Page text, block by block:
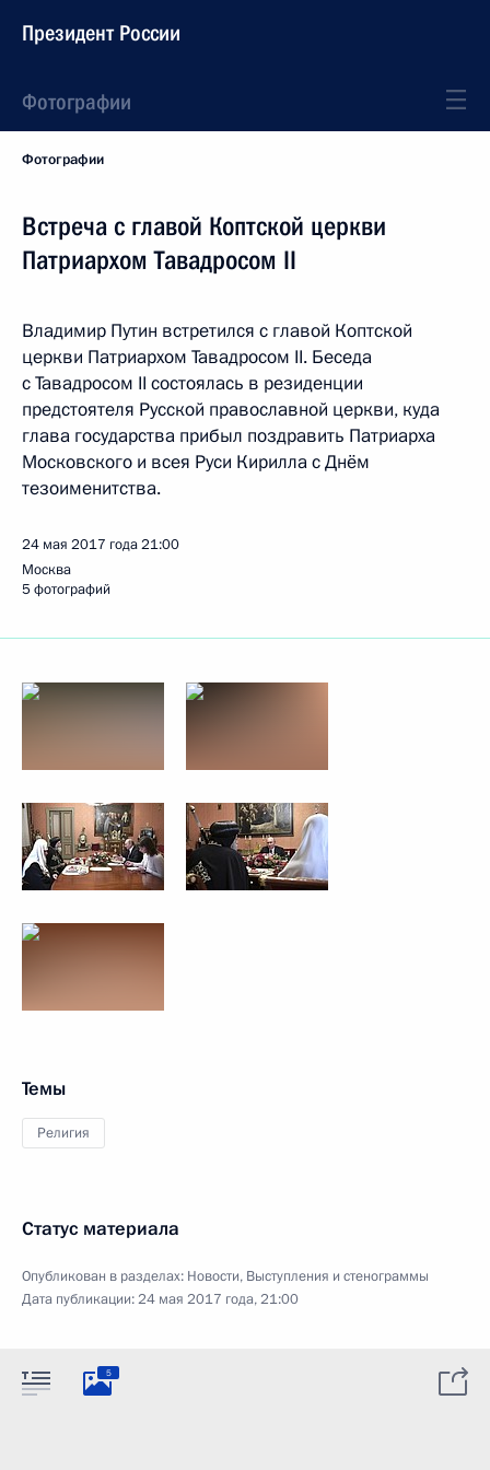
Президент России
Фотографии
Фотографии
Встреча с главой Коптской церкви
Патриархом Тавадросом II
Владимир Путин встретился с главой Коптской
церкви Патриархом Тавадросом II. Беседа
с Тавадросом II состоялась в резиденции
предстоятеля Русской православной церкви, куда
глава государства прибыл поздравить Патриарха
Московского и всея Руси Кирилла с Днём
тезоименитства.
24 мая 2017 года21:00
Москва
5 фотографий
Темы
Религия
Статус материала
Опубликован в разделах: Новости, Выступления и стенограммы
Дата публикации:24 мая 2017 года, 21:00
5